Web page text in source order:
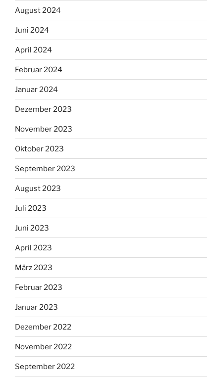
August 2024
Juni 2024
April 2024
Februar 2024
Januar 2024
Dezember 2023
November 2023
Oktober 2023
September 2023
August 2023
Juli 2023
Juni 2023
April 2023
März 2023
Februar 2023
Januar 2023
Dezember 2022
November 2022
September 2022